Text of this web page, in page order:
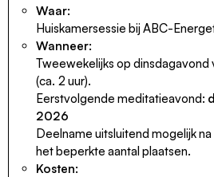
Waar:
Huiskamersessie bij ABC-
Wanneer:
Tweewekelijks op
(ca. 2 uur).
Eerstvolgende meditatieavond:
2026
Deelname uitsluitend mogelijk
het beperkte aantal plaatsen.
Kosten: